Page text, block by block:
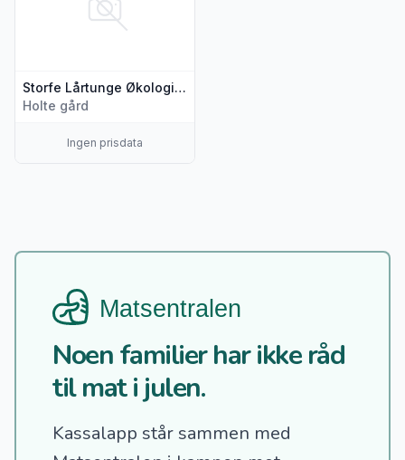
Storfe Lårtunge Økologisk Ca350g Holte Gård
Holte gård
Ingen prisdata
Noen familier har ikke råd
til mat i julen.
Kassalapp står sammen med